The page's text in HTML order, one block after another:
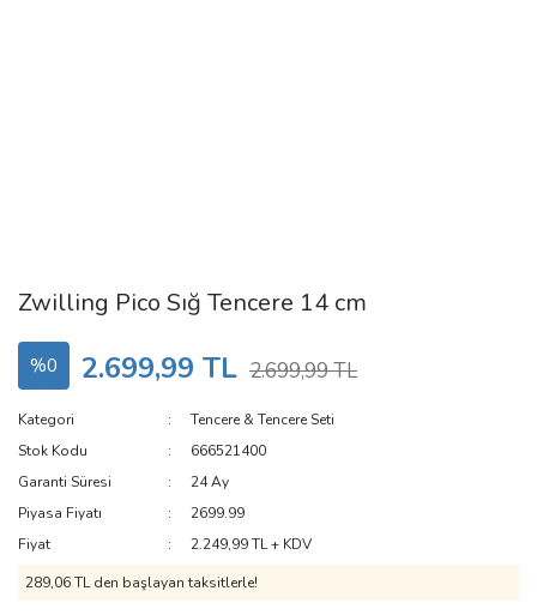
Zwilling Pico Sığ Tencere 14 cm
%0 2.699,99 TL 2.699,99 TL
Kategori
Tencere & Tencere Seti
Stok Kodu
666521400
Garanti Süresi
24 Ay
Piyasa Fiyatı
2699.99
Fiyat
2.249,99 TL + KDV
289,06 TL den başlayan taksitlerle!